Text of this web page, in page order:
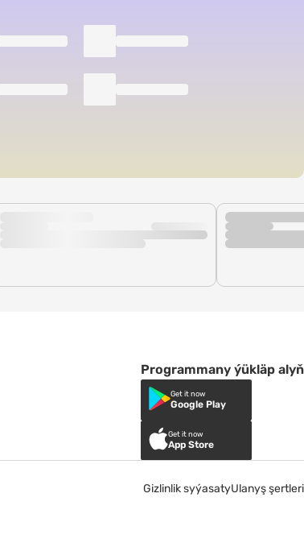
Programmany ýükläp alyň
Get it now
Google Play
Get it now
App Store
Gizlinlik syýasatyUlanyş şertleri